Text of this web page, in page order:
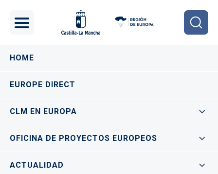
Navegación principal
HOME
EUROPE DIRECT
CLM EN EUROPA
OFICINA DE PROYECTOS EUROPEOS
ACTUALIDAD